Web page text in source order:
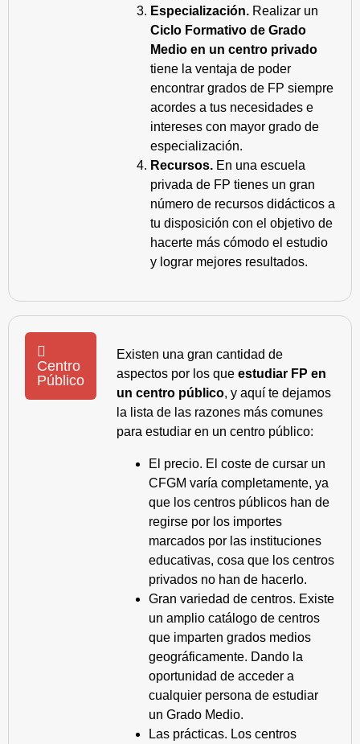
Especialización. Realizar un
Ciclo Formativo de Grado
Medio en un centro privado
tiene la ventaja de poder
encontrar grados de FP siempre
acordes a tus necesidades e
intereses con mayor grado de
especialización.
Recursos. En una escuela
privada de FP tienes un gran
número de recursos didácticos a
tu disposición con el objetivo de
hacerte más cómodo el estudio
y lograr mejores resultados.
Centro
Público
Existen una gran cantidad de
aspectos por los que estudiar FP en
un centro público, y aquí te dejamos
la lista de las razones más comunes
para estudiar en un centro público:
El precio. El coste de cursar un
CFGM varía completamente, ya
que los centros públicos han de
regirse por los importes
marcados por las instituciones
educativas, cosa que los centros
privados no han de hacerlo.
Gran variedad de centros. Existe
un amplio catálogo de centros
que imparten grados medios
geográficamente. Dando la
oportunidad de acceder a
cualquier persona de estudiar
un Grado Medio.
Las prácticas. Los centros